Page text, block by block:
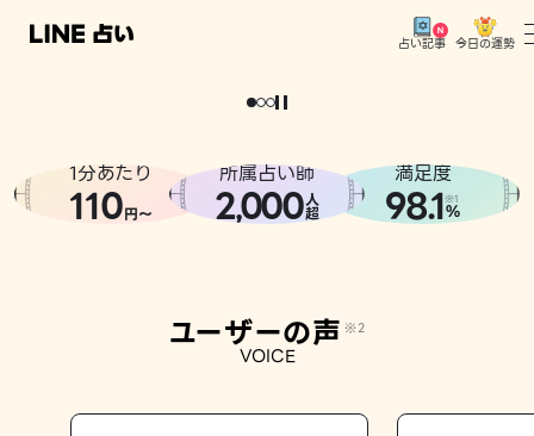
占い記事 今日の運勢
相談事例
どうせなら
。
1分あたり
110円〜
所属占い師
2,000人
超
満足度
98.1※1
%
ユーザーの声 ※2
VOICE